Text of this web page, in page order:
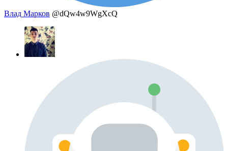
Влад Марков @dQw4w9WgXcQ